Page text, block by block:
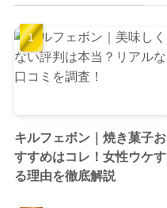
キルフェボン｜焼き菓子お
すすめはコレ！女性ウケす
る理由を徹底解説